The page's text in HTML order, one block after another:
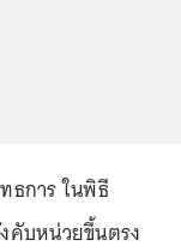
ธการ ในพิธี
คับหน่วยขึ้นตรง